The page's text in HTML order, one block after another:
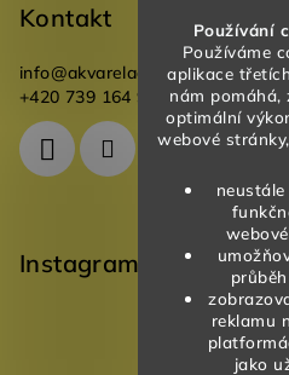
Používání
Používáme
aplikace
nám pomáhá,
optimální
webové
reklamu
jako
Kontakt
info@akvareladesign.cz
+420 739 164 946
Instagram